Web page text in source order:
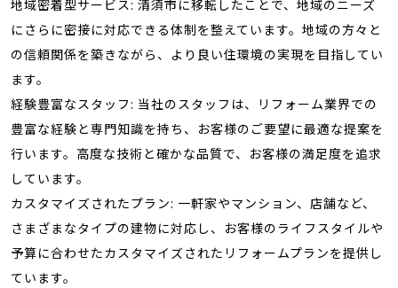
地域密着型サービス: 清須市に移転したことで、地域のニーズ
にさらに密接に対応できる体制を整えています。地域の方々と
の信頼関係を築きながら、より良い住環境の実現を目指してい
ます。
経験豊富なスタッフ: 当社のスタッフは、リフォーム業界での
豊富な経験と専門知識を持ち、お客様のご要望に最適な提案を
行います。高度な技術と確かな品質で、お客様の満足度を追求
しています。
カスタマイズされたプラン: 一軒家やマンション、店舗など、
さまざまなタイプの建物に対応し、お客様のライフスタイルや
予算に合わせたカスタマイズされたリフォームプランを提供し
ています。